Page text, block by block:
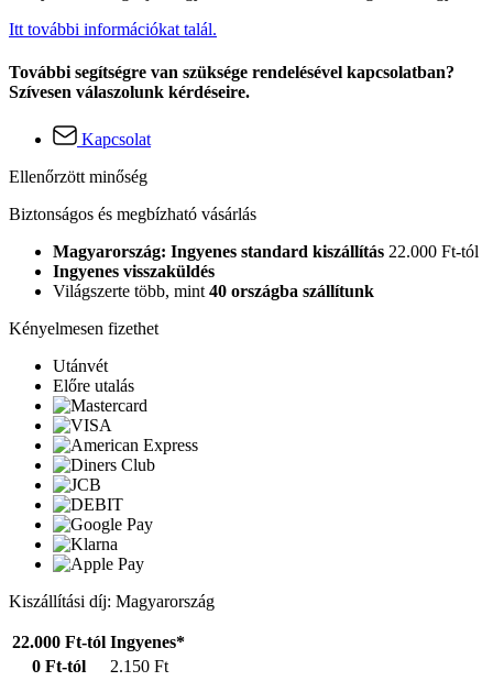
Itt további információkat talál.
További segítségre van szüksége rendelésével kapcsolatban?
Szívesen válaszolunk kérdéseire.
Kapcsolat
Ellenőrzött minőség
Biztonságos és megbízható vásárlás
Magyarország: Ingyenes standard kiszállítás 22.000 Ft-tól
Ingyenes visszaküldés
Világszerte több, mint 40 országba szállítunk
Kényelmesen fizethet
Utánvét
Előre utalás
Kiszállítási díj: Magyarország
22.000 Ft-tól Ingyenes*
0 Ft-tól
2.150 Ft